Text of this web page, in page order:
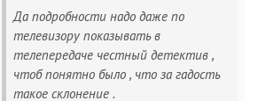
Да подробности надо даже по
телевизору показывать в
телепередаче честный детектив ,
чтоб понятно было , что за гадость
такое склонение .